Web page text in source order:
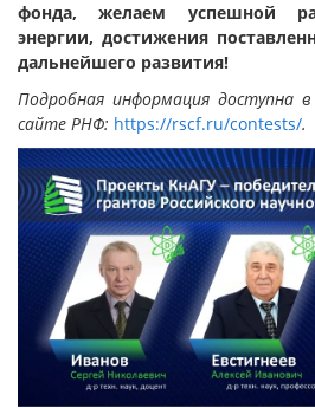
фонда, желаем успешной
энергии, достижения
дальнейшего развития!
Подробная информация доступна в
сайте РНФ: https://rscf.ru/contests/.